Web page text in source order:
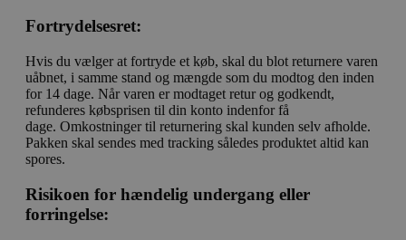
Fortrydelsesret:
Hvis du vælger at fortryde et køb, skal du blot returnere varen
uåbnet, i samme stand og mængde som du modtog den inden
for 14 dage. Når varen er modtaget retur og godkendt,
refunderes købsprisen til din konto indenfor få
dage. Omkostninger til returnering skal kunden selv afholde.
Pakken skal sendes med tracking således produktet altid kan
spores.
Risikoen for hændelig undergang eller
forringelse: